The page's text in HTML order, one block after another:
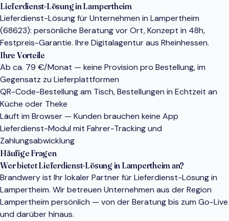
Lieferdienst-Lösung in Lampertheim
Lieferdienst-Lösung für Unternehmen in Lampertheim
(68623): persönliche Beratung vor Ort, Konzept in 48h,
Festpreis-Garantie. Ihre Digitalagentur aus Rheinhessen.
Ihre Vorteile
Ab ca. 79 €/Monat — keine Provision pro Bestellung, im
Gegensatz zu Lieferplattformen
QR-Code-Bestellung am Tisch, Bestellungen in Echtzeit an
Küche oder Theke
Läuft im Browser — Kunden brauchen keine App
Lieferdienst-Modul mit Fahrer-Tracking und
Zahlungsabwicklung
Häufige Fragen
Wer bietet Lieferdienst-Lösung in Lampertheim an?
Brandwery ist Ihr lokaler Partner für Lieferdienst-Lösung in
Lampertheim. Wir betreuen Unternehmen aus der Region
Lampertheim persönlich — von der Beratung bis zum Go-Live
und darüber hinaus.